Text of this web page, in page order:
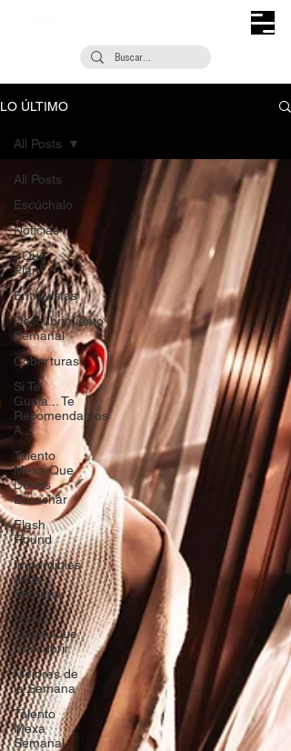
LO ÚLTIMO
All Posts
Escúchalo
Noticias
¿Qué
Plan?
Entrevistas
Descubrimiento
Semanal
Coberturas
Si Te
Gusta... Te
Recomendamos
A...
Talento
Mexa Que
Debes
Escuchar
Flash
Round
Imperdibles
de la
Semana
Poder
Latino Que
Descubrir
Mejores de
la Semana
Talento
Mexa
Semanal
All Posts